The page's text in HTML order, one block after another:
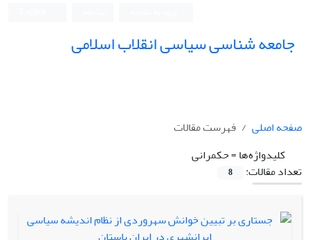
جامعه شناسی سیاسی انقلاب اسلامی
صفحه اصلی
فهرست مقالات
کلیدواژه‌ها =حکمرانی
تعداد مقالات:
8